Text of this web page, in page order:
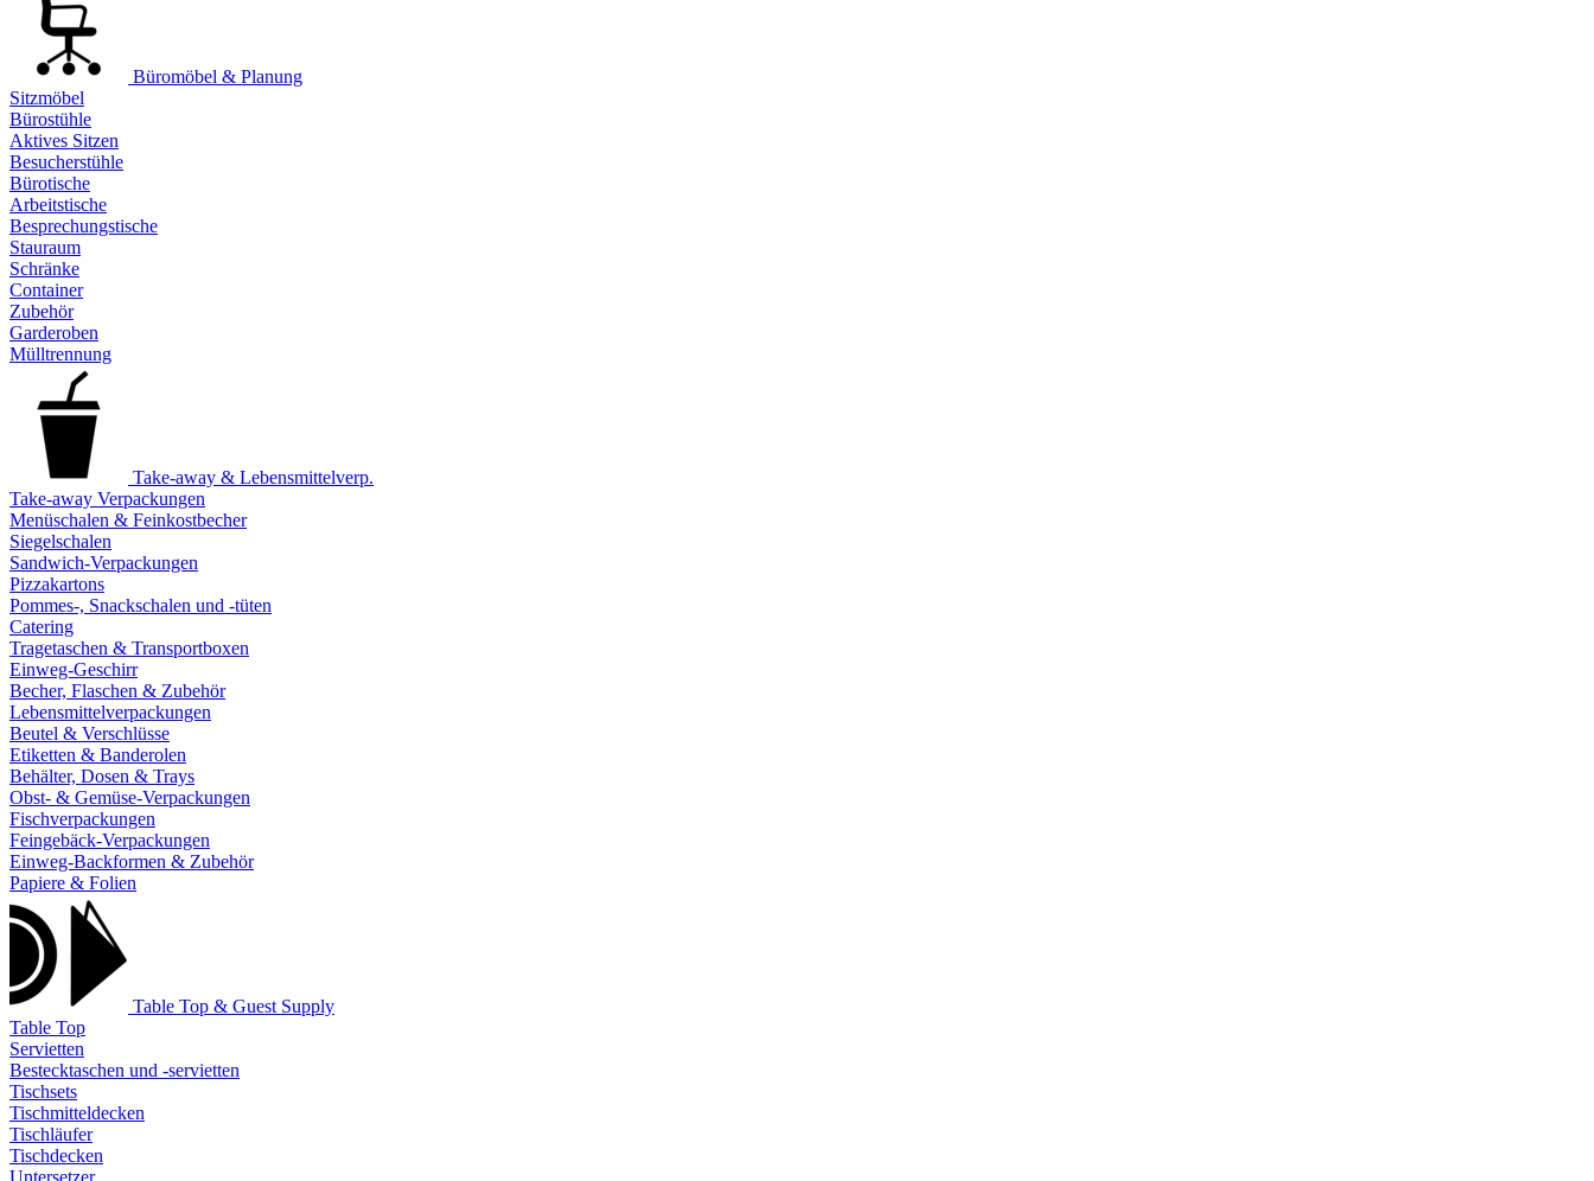
Büromöbel & Planung
Sitzmöbel
Bürostühle
Aktives Sitzen
Besucherstühle
Bürotische
Arbeitstische
Besprechungstische
Stauraum
Schränke
Container
Zubehör
Garderoben
Mülltrennung
Take-away & Lebensmittelverp.
Take-away Verpackungen
Menüschalen & Feinkostbecher
Siegelschalen
Sandwich-Verpackungen
Pizzakartons
Pommes-, Snackschalen und -tüten
Catering
Tragetaschen & Transportboxen
Einweg-Geschirr
Becher, Flaschen & Zubehör
Lebensmittelverpackungen
Beutel & Verschlüsse
Etiketten & Banderolen
Behälter, Dosen & Trays
Obst- & Gemüse-Verpackungen
Fischverpackungen
Feingebäck-Verpackungen
Einweg-Backformen & Zubehör
Papiere & Folien
Table Top & Guest Supply
Table Top
Servietten
Bestecktaschen und -servietten
Tischsets
Tischmitteldecken
Tischläufer
Tischdecken